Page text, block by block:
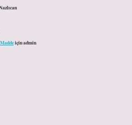
içinadmin